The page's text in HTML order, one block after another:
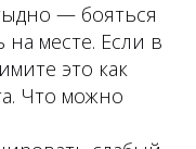
— бояться
на месте. Если в
это как
Что можно